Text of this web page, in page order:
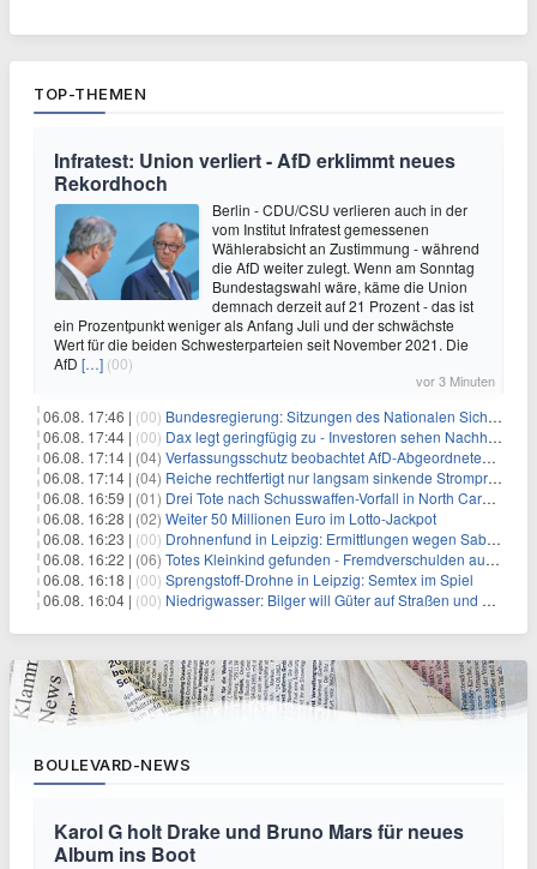
TOP-THEMEN
Infratest: Union verliert - AfD erklimmt neues
Rekordhoch
Berlin - CDU/CSU verlieren auch in der
vom Institut Infratest gemessenen
Wählerabsicht an Zustimmung - während
die AfD weiter zulegt. Wenn am Sonntag
Bundestagswahl wäre, käme die Union
demnach derzeit auf 21 Prozent - das ist
ein Prozentpunkt weniger als Anfang Juli und der schwächste
Wert für die beiden Schwesterparteien seit November 2021. Die
AfD […] (00)
vor 3 Minuten
06.08. 17:46 | (00) Bundesregierung: Sitzungen des Nationalen Sicherheitsrates geheim
06.08. 17:44 | (00) Dax legt geringfügig zu - Investoren sehen Nachholpotenzial
06.08. 17:14 | (04) Verfassungsschutz beobachtet AfD-Abgeordneten Nolte
06.08. 17:14 | (04) Reiche rechtfertigt nur langsam sinkende Strompreise
06.08. 16:59 | (01) Drei Tote nach Schusswaffen-Vorfall in North Carolina
06.08. 16:28 | (02) Weiter 50 Millionen Euro im Lotto-Jackpot
06.08. 16:23 | (00) Drohnenfund in Leipzig: Ermittlungen wegen Sabotage und Spionage
06.08. 16:22 | (06) Totes Kleinkind gefunden - Fremdverschulden ausgeschlossen
06.08. 16:18 | (00) Sprengstoff-Drohne in Leipzig: Semtex im Spiel
06.08. 16:04 | (00) Niedrigwasser: Bilger will Güter auf Straßen und Schienen bringen
BOULEVARD-NEWS
Karol G holt Drake und Bruno Mars für neues
Album ins Boot